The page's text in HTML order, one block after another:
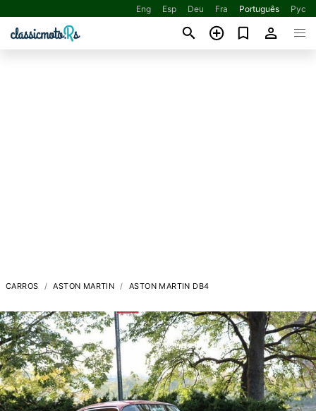
Eng Esp Deu Fra Português Рус
CARROS ASTON MARTIN ASTON MARTIN DB4